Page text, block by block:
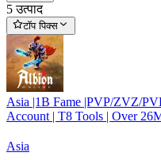
5 उत्पाद
टॉप पिक्स
Asia |1B Fame |PVP/ZVZ/
Account | T8 Tools | Over
Asia